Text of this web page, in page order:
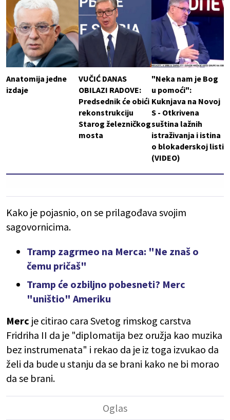
Anatomija jedne
izdaje
VUČIĆ DANAS
OBILAZI RADOVE:
Predsednik će obići
rekonstrukciju
Starog železničkog
mosta
"Neka nam je Bog
u pomoći":
Kuknjava na Novoj
S - Otkrivena
suština lažnih
istraživanja i istina
o blokaderskoj listi
(VIDEO)
Kako je pojasnio, on se prilagođava svojim
sagovornicima.
Tramp zagrmeo na Merca: "Ne znaš o
čemu pričaš"
Tramp će ozbiljno pobesneti? Merc
"uništio" Ameriku
Merc je citirao cara Svetog rimskog carstva
Fridriha II da je "diplomatija bez oružja kao muzika
bez instrumenata" i rekao da je iz toga izvukao da
želi da bude u stanju da se brani kako ne bi morao
da se brani.